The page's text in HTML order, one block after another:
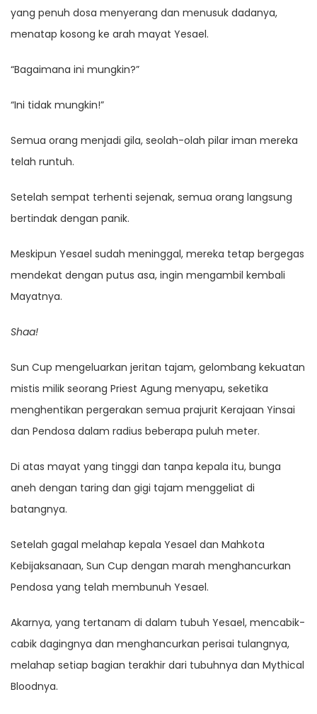
yang penuh dosa menyerang dan menusuk dadanya,
menatap kosong ke arah mayat Yesael.
“Bagaimana ini mungkin?”
“Ini tidak mungkin!”
Semua orang menjadi gila, seolah-olah pilar iman mereka
telah runtuh.
Setelah sempat terhenti sejenak, semua orang langsung
bertindak dengan panik.
Meskipun Yesael sudah meninggal, mereka tetap bergegas
mendekat dengan putus asa, ingin mengambil kembali
Mayatnya.
Shaa!
Sun Cup mengeluarkan jeritan tajam, gelombang kekuatan
mistis milik seorang Priest Agung menyapu, seketika
menghentikan pergerakan semua prajurit Kerajaan Yinsai
dan Pendosa dalam radius beberapa puluh meter.
Di atas mayat yang tinggi dan tanpa kepala itu, bunga
aneh dengan taring dan gigi tajam menggeliat di
batangnya.
Setelah gagal melahap kepala Yesael dan Mahkota
Kebijaksanaan, Sun Cup dengan marah menghancurkan
Pendosa yang telah membunuh Yesael.
Akarnya, yang tertanam di dalam tubuh Yesael, mencabik-
cabik dagingnya dan menghancurkan perisai tulangnya,
melahap setiap bagian terakhir dari tubuhnya dan Mythical
Bloodnya.